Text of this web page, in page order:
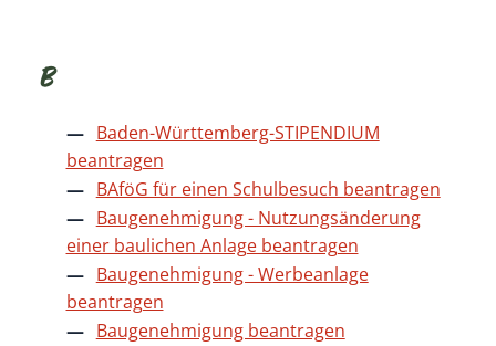
B
Baden-Württemberg-STIPENDIUM
beantragen
BAföG für einen Schulbesuch beantragen
Baugenehmigung - Nutzungsänderung
einer baulichen Anlage beantragen
Baugenehmigung - Werbeanlage
beantragen
Baugenehmigung beantragen